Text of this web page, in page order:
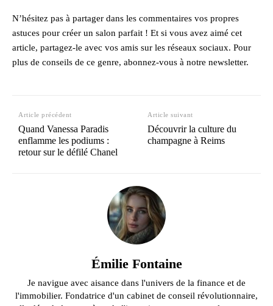
N’hésitez pas à partager dans les commentaires vos propres
astuces pour créer un salon parfait ! Et si vous avez aimé cet
article, partagez-le avec vos amis sur les réseaux sociaux. Pour
plus de conseils de ce genre, abonnez-vous à notre newsletter.
Article précédent
Quand Vanessa Paradis
enflamme les podiums :
retour sur le défilé Chanel
Article suivant
Découvrir la culture du
champagne à Reims
Émilie Fontaine
Je navigue avec aisance dans l'univers de la finance et de
l'immobilier. Fondatrice d'un cabinet de conseil révolutionnaire,